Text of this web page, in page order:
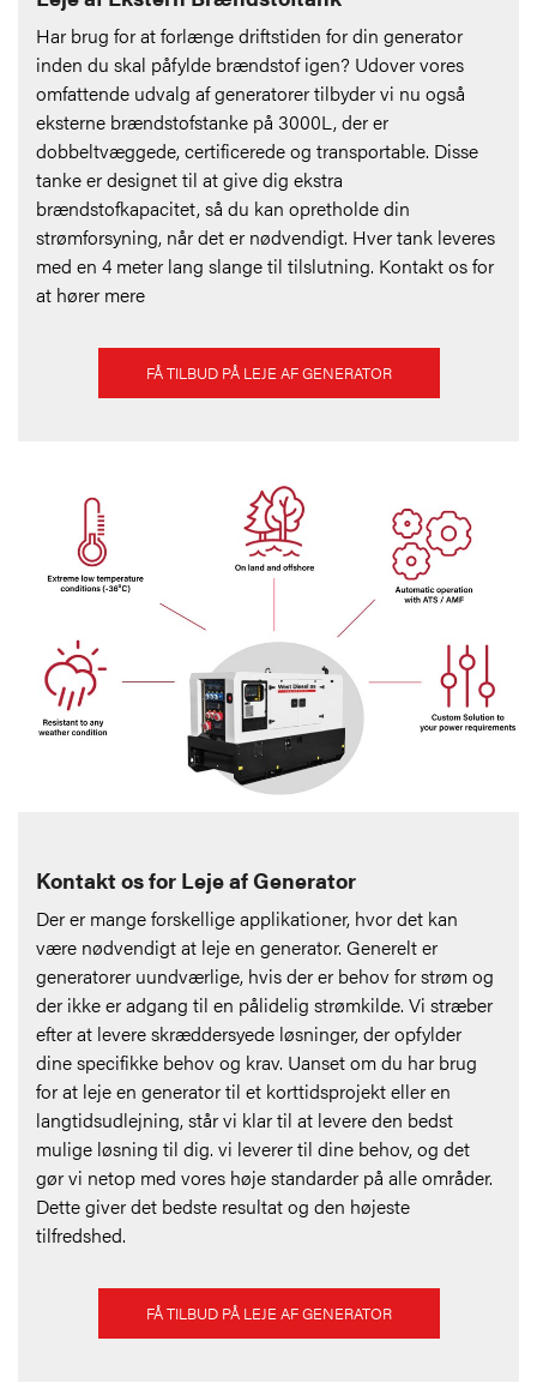
Har brug for at forlænge driftstiden for din generator
inden du skal påfylde brændstof igen? Udover vores
omfattende udvalg af generatorer tilbyder vi nu også
eksterne brændstofstanke på 3000L, der er
dobbeltvæggede, certificerede og transportable. Disse
tanke er designet til at give dig ekstra
brændstofkapacitet, så du kan opretholde din
strømforsyning, når det er nødvendigt. Hver tank leveres
med en 4 meter lang slange til tilslutning. Kontakt os for
at hører mere
FÅ TILBUD PÅ LEJE AF GENERATOR
Kontakt os for Leje af Generator
Der er mange forskellige applikationer, hvor det kan
være nødvendigt at leje en generator. Generelt er
generatorer uundværlige, hvis der er behov for strøm og
der ikke er adgang til en pålidelig strømkilde. Vi stræber
efter at levere skræddersyede løsninger, der opfylder
dine specifikke behov og krav. Uanset om du har brug
for at leje en generator til et korttidsprojekt eller en
langtidsudlejning, står vi klar til at levere den bedst
mulige løsning til dig. vi leverer til dine behov, og det
gør vi netop med vores høje standarder på alle områder.
Dette giver det bedste resultat og den højeste
tilfredshed.
FÅ TILBUD PÅ LEJE AF GENERATOR